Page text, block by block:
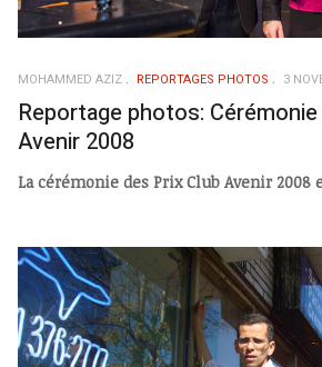
MOHAMMED AZIZ REPORTAGES PHOTOS 3
Reportage photos:
Avenir 2008
La cérémonie des Prix Club Avenir 2008